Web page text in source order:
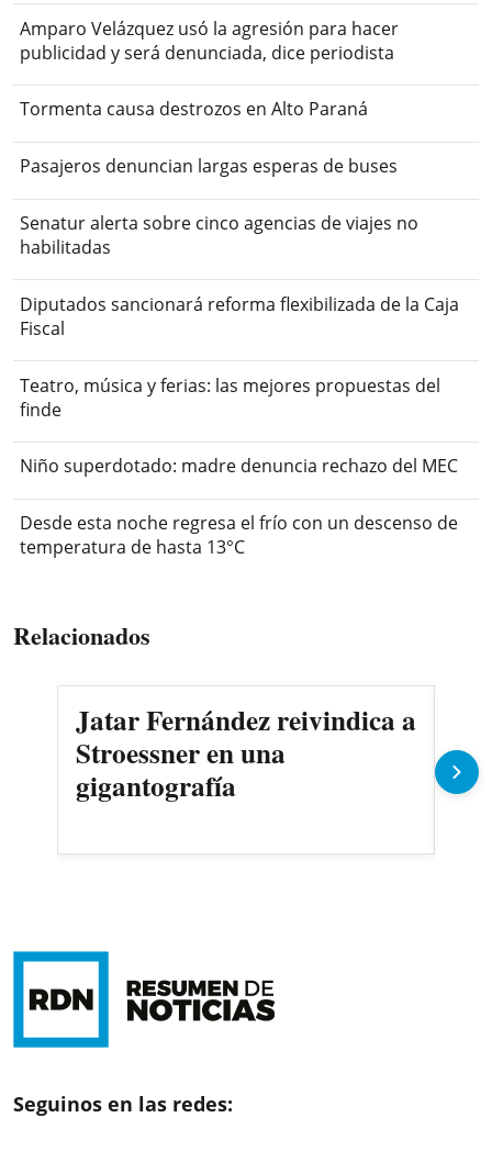
Amparo Velázquez usó la agresión para hacer
publicidad y será denunciada, dice periodista
Tormenta causa destrozos en Alto Paraná
Pasajeros denuncian largas esperas de buses
Senatur alerta sobre cinco agencias de viajes no
habilitadas
Diputados sancionará reforma flexibilizada de la Caja
Fiscal
Teatro, música y ferias: las mejores propuestas del
finde
Niño superdotado: madre denuncia rechazo del MEC
Desde esta noche regresa el frío con un descenso de
temperatura de hasta 13°C
Relacionados
Jatar Fernández reivindica a
Stroessner en una
gigantografía
y
Seguinos en las redes: